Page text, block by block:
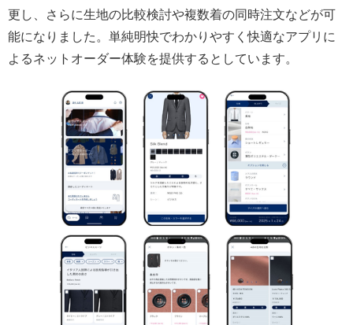
更し、さらに生地の比較検討や複数着の同時注文などが可
能になりました。単純明快でわかりやすく快適なアプリに
よるネットオーダー体験を提供するとしています。